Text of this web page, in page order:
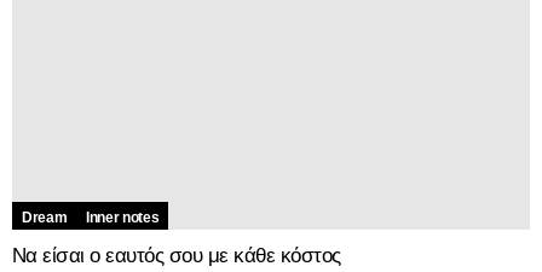
Dream Inner notes
Να είσαι ο εαυτός σου με κάθε κόστος